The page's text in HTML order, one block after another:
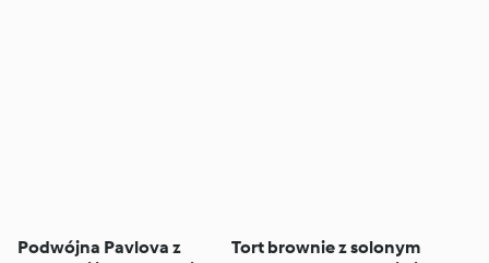
Podwójna Pavlova z
Tort brownie z solonym